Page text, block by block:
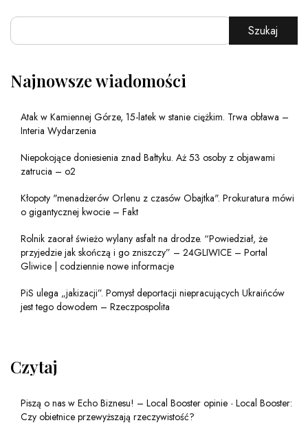
Szukaj
Najnowsze wiadomości
Atak w Kamiennej Górze, 15-latek w stanie ciężkim. Trwa obława –
Interia Wydarzenia
Niepokojące doniesienia znad Bałtyku. Aż 53 osoby z objawami
zatrucia – o2
Kłopoty "menadżerów Orlenu z czasów Obajtka". Prokuratura mówi
o gigantycznej kwocie – Fakt
Rolnik zaorał świeżo wylany asfalt na drodze. “Powiedział, że
przyjedzie jak skończą i go zniszczy” – 24GLIWICE – Portal
Gliwice | codziennie nowe informacje
PiS ulega „jakizacji”. Pomysł deportacji niepracujących Ukraińców
jest tego dowodem – Rzeczpospolita
Czytaj
Piszą o nas w Echo Biznesu! – Local Booster opinie - Local Booster:
Czy obietnice przewyższają rzeczywistość?